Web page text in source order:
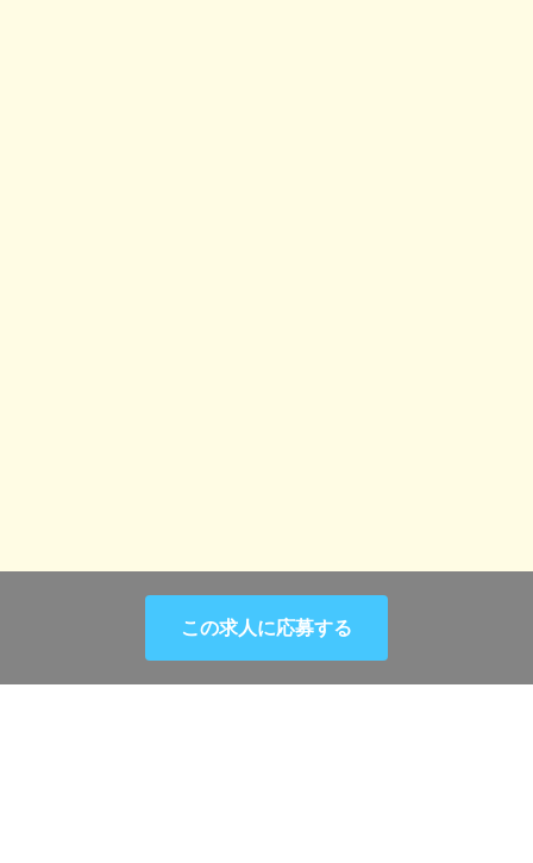
エリアから選択
この求人に応募する